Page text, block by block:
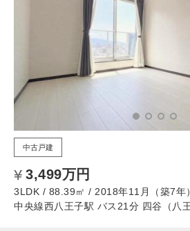
中古戸建
3,499万円
3LDK / 88.39㎡ / 2018年11月（築7年）
中央線西八王子駅 バス21分 四谷（八